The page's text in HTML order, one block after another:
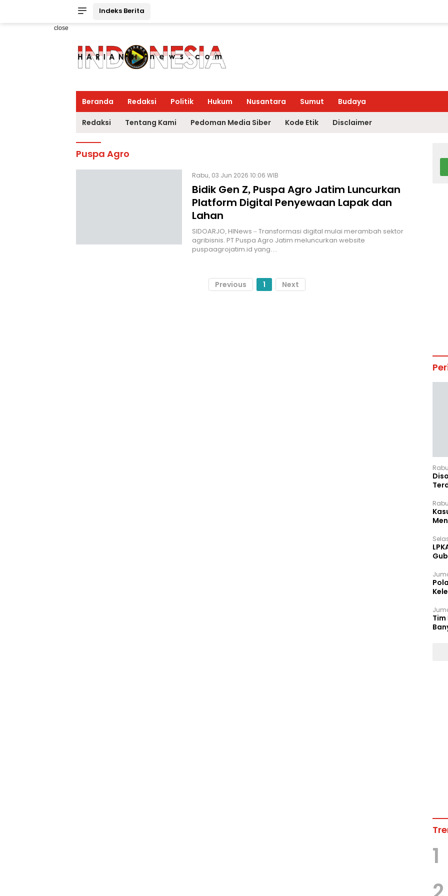
Indeks Berita
close
Beranda Redaksi Politik Hukum Nusantara Sumut Budaya
Redaksi Tentang Kami Pedoman Media Siber Kode Etik Disclaimer
Puspa Agro
Rabu, 03 Jun 2026 10:06 WIB
Bidik Gen Z, Puspa Agro Jatim Luncurkan
Platform Digital Penyewaan Lapak dan
Lahan
SIDOARJO, HINews – Transformasi digital mulai merambah sektor
agribisnis. PT Puspa Agro Jatim meluncurkan website
puspaagrojatim.id yang…
Previous 1 Next
Tim
1